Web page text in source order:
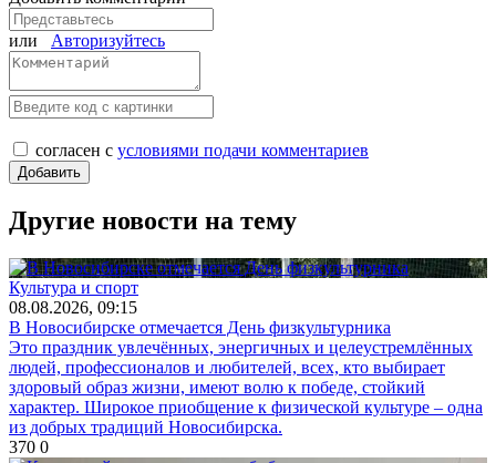
или Авторизуйтесь
согласен с условиями подачи комментариев
Другие новости на тему
Культура и спорт
08.08.2026, 09:15
В Новосибирске отмечается День физкультурника
Это праздник увлечённых, энергичных и целеустремлённых
людей, профессионалов и любителей, всех, кто выбирает
здоровый образ жизни, имеют волю к победе, стойкий
характер. Широкое приобщение к физической культуре – одна
из добрых традиций Новосибирска.
370 0